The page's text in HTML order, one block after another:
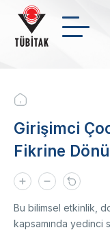
content
About Us
Who We Are
President
Legislation
Organization
Strategy
Policies
Green Growth
Technology
The
International
Bilateral
Multilateral
Technology
Girişimci
Fikrine
Bu bilimsel etkinlik,
kapsamında yedinci